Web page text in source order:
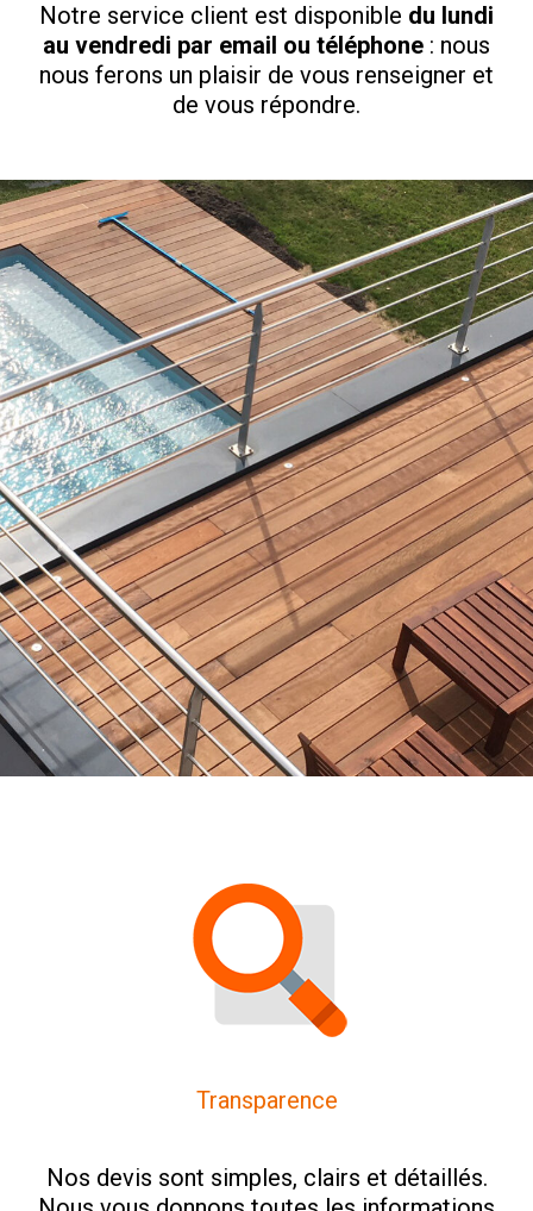
Notre service client est disponible du lundi
au vendredi par email ou téléphone : nous
nous ferons un plaisir de vous renseigner et
de vous répondre.
Transparence
Nos devis sont simples, clairs et détaillés.